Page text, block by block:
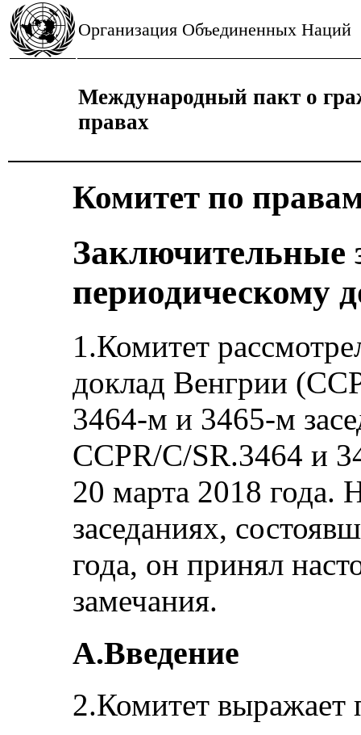
Организация Объединенных Наций
Международный пакт о
правах
Комитет по
Заключительные
периодическому
1.Комитет
доклад Венгрии
3464-м и 3465-м
CCPR/C/SR.3464 и
20 марта 2018 года.
заседаниях,
года, он принял
замечания.
A.Введение
2.Комитет выражает